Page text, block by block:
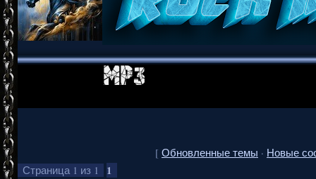
[ Обновленные темы · Новые
Страница 1 из 1 1